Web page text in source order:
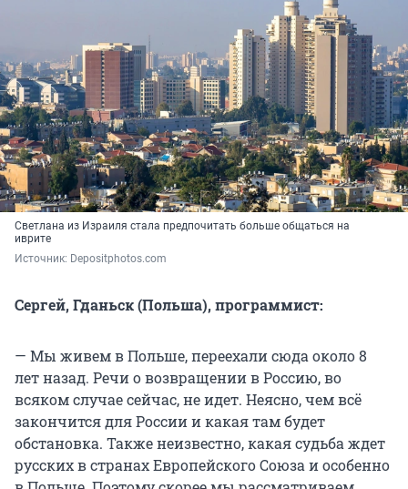
Светлана из Израиля стала предпочитать больше общаться на
иврите
Источник: Depositphotos.com
Сергей, Гданьск (Польша), программист:
— Мы живем в Польше, переехали сюда около 8
лет назад. Речи о возвращении в Россию, во
всяком случае сейчас, не идет. Неясно, чем всё
закончится для России и какая там будет
обстановка. Также неизвестно, какая судьба ждет
русских в странах Европейского Союза и особенно